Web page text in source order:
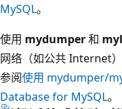
MySQL。
使用 mydumper和
网络（如公共 Internet
参阅使用 mydumper/
Database for MySQL。